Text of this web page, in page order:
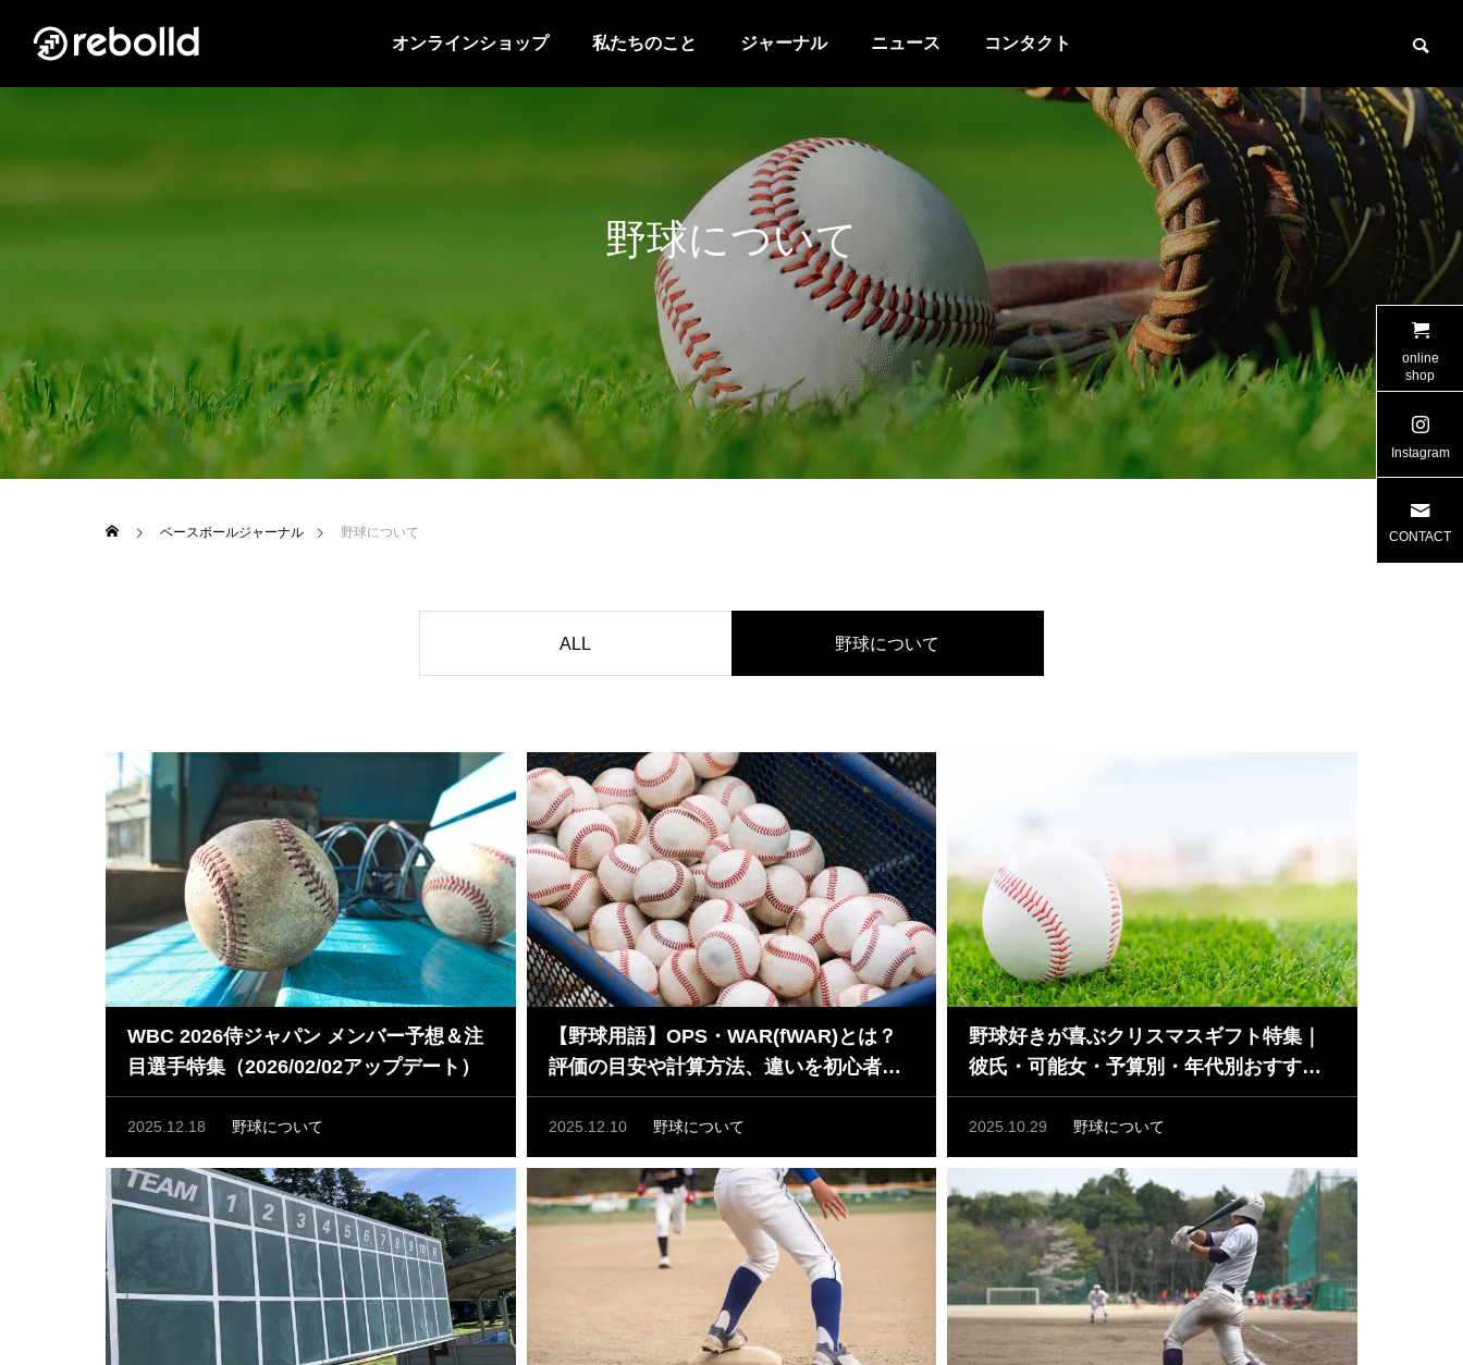
オンラインショップ 私たちのこと ジャーナル ニュース コンタクト
野球について
ベースボールジャーナル 野球について
ALL 野球について
WBC 2026侍ジャパン メンバー予想＆注
目選手特集（2026/02/02アップデート）
2025.12.18 野球について
【野球用語】OPS・WAR(fWAR)とは？
評価の目安や計算方法、違いを初心者向
けに徹底解説！
2025.12.10 野球について
野球好きが喜ぶクリスマスギフト特集｜
彼氏・可能女・予算別・年代別おすすめ
プレゼント
2025.10.29 野球について
online
shop
Instagram
CONTACT